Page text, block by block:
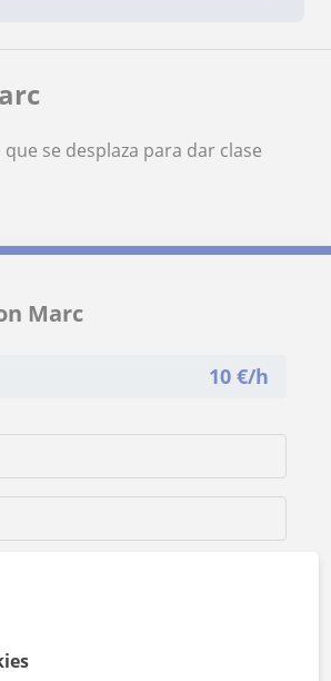
se desplaza para dar clase
Marc
10 €/h